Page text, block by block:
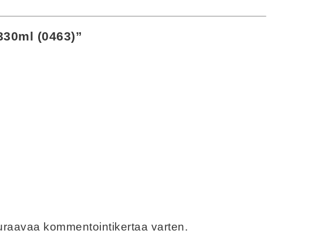
(0463)”
kommentointikertaa varten.